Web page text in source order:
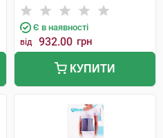
Є в наявності
від 932.00 грн
КУПИТИ